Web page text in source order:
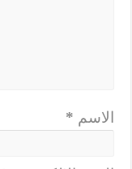
الاسم *